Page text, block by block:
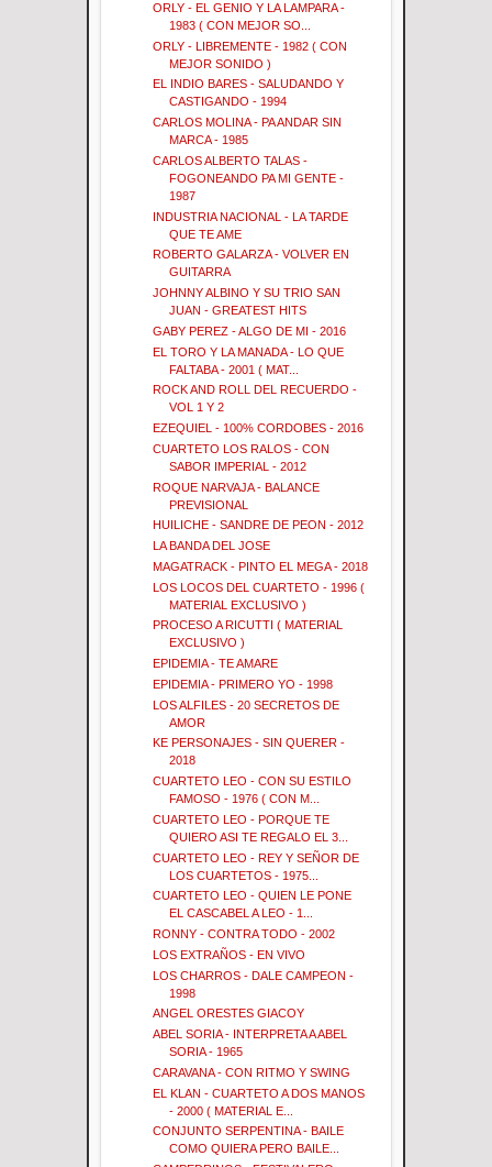
ORLY - EL GENIO Y LA LAMPARA -
1983 ( CON MEJOR SO...
ORLY - LIBREMENTE - 1982 ( CON
MEJOR SONIDO )
EL INDIO BARES - SALUDANDO Y
CASTIGANDO - 1994
CARLOS MOLINA - PA ANDAR SIN
MARCA - 1985
CARLOS ALBERTO TALAS -
FOGONEANDO PA MI GENTE -
1987
INDUSTRIA NACIONAL - LA TARDE
QUE TE AME
ROBERTO GALARZA - VOLVER EN
GUITARRA
JOHNNY ALBINO Y SU TRIO SAN
JUAN - GREATEST HITS
GABY PEREZ - ALGO DE MI - 2016
EL TORO Y LA MANADA - LO QUE
FALTABA - 2001 ( MAT...
ROCK AND ROLL DEL RECUERDO -
VOL 1 Y 2
EZEQUIEL - 100% CORDOBES - 2016
CUARTETO LOS RALOS - CON
SABOR IMPERIAL - 2012
ROQUE NARVAJA - BALANCE
PREVISIONAL
HUILICHE - SANDRE DE PEON - 2012
LA BANDA DEL JOSE
MAGATRACK - PINTO EL MEGA - 2018
LOS LOCOS DEL CUARTETO - 1996 (
MATERIAL EXCLUSIVO )
PROCESO A RICUTTI ( MATERIAL
EXCLUSIVO )
EPIDEMIA - TE AMARE
EPIDEMIA - PRIMERO YO - 1998
LOS ALFILES - 20 SECRETOS DE
AMOR
KE PERSONAJES - SIN QUERER -
2018
CUARTETO LEO - CON SU ESTILO
FAMOSO - 1976 ( CON M...
CUARTETO LEO - PORQUE TE
QUIERO ASI TE REGALO EL 3...
CUARTETO LEO - REY Y SEÑOR DE
LOS CUARTETOS - 1975...
CUARTETO LEO - QUIEN LE PONE
EL CASCABEL A LEO - 1...
RONNY - CONTRA TODO - 2002
LOS EXTRAÑOS - EN VIVO
LOS CHARROS - DALE CAMPEON -
1998
ANGEL ORESTES GIACOY
ABEL SORIA - INTERPRETA A ABEL
SORIA - 1965
CARAVANA - CON RITMO Y SWING
EL KLAN - CUARTETO A DOS MANOS
- 2000 ( MATERIAL E...
CONJUNTO SERPENTINA - BAILE
COMO QUIERA PERO BAILE...